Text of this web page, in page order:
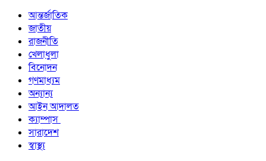
আন্তর্জাতিক
জাতীয়
রাজনীতি
খেলাধুলা
বিনোদন
গণমাধ্যম
অন্যান্য
আইন আদালত
ক্যাম্পাস
সারাদেশ
স্বাস্থ্য